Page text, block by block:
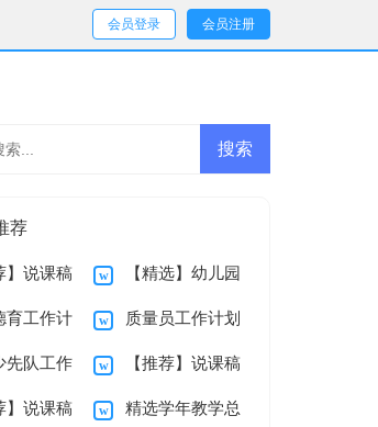
会员登录 会员注册
荐
】说课稿
篇
【精选】幼儿园
说课稿三篇
育工作计 质量员工作计划
先队工作 【推荐】说课稿
4篇
】说课稿 精选学年教学总